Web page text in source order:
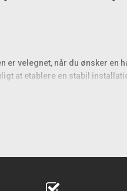
velegnet, når du ønsker en
at etablere en stabil
planlægning af placering, især
Kompositmaterialet er